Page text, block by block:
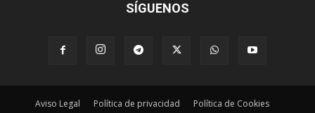
SÍGUENOS
Aviso Legal Política de privacidad Política de Cookies